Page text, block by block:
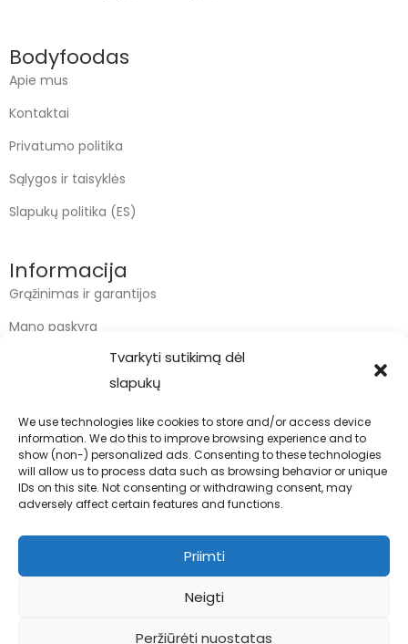
Tvarkyti sutikimą dėl
slapukų
We use technologies like cookies to store and/or access device
information. We do this to improve browsing experience and to
show (non-) personalized ads. Consenting to these technologies
will allow us to process data such as browsing behavior or unique
IDs on this site. Not consenting or withdrawing consent, may
adversely affect certain features and functions.
Priimti
Neigti
Peržiūrėti nuostatas
Bodyfoodas
Apie mus
Kontaktai
Privatumo politika
Sąlygos ir taisyklės
Slapukų politika (ES)
Informacija
Grąžinimas ir garantijos
Mano paskyra
Kontaktai
info@bodyfoodas.lt
+370 600 77017
Visos teisės saugomos © Bodyfoodas.lt 2026